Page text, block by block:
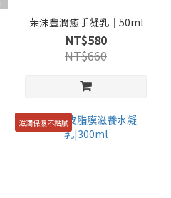
茉沫豐潤癒手凝乳｜50ml
NT$580
NT$660
滋潤保濕不黏膩